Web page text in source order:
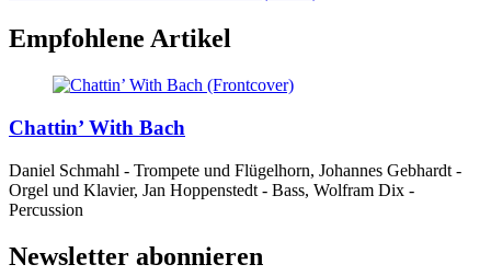
Empfohlene Artikel
Chattin’ With Bach
Daniel Schmahl - Trompete und Flügelhorn, Johannes Gebhardt -
Orgel und Klavier, Jan Hoppenstedt - Bass, Wolfram Dix -
Percussion
Newsletter abonnieren